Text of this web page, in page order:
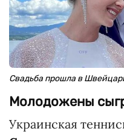
Свадьба прошла в
Молодожены
Украинская